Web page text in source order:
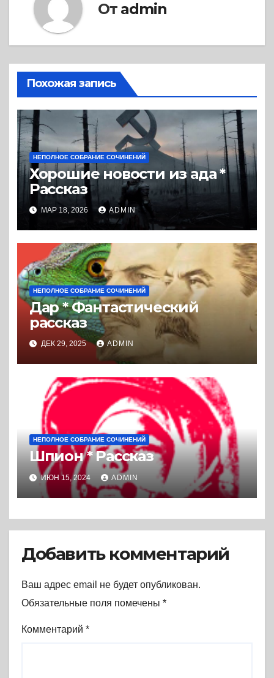
От admin
Похожая запись
НЕПОЛНОЕ СОБРАНИЕ СОЧИНЕНИЙ
Хорошие новости из ада *
Рассказ
МАР 18, 2026 ADMIN
НЕПОЛНОЕ СОБРАНИЕ СОЧИНЕНИЙ
Дар * Фантастический
рассказ
ДЕК 29, 2025 ADMIN
НЕПОЛНОЕ СОБРАНИЕ СОЧИНЕНИЙ
Шпион * Рассказ
ИЮН 15, 2024 ADMIN
Добавить комментарий
Ваш адрес email не будет опубликован.
Обязательные поля помечены *
Комментарий *